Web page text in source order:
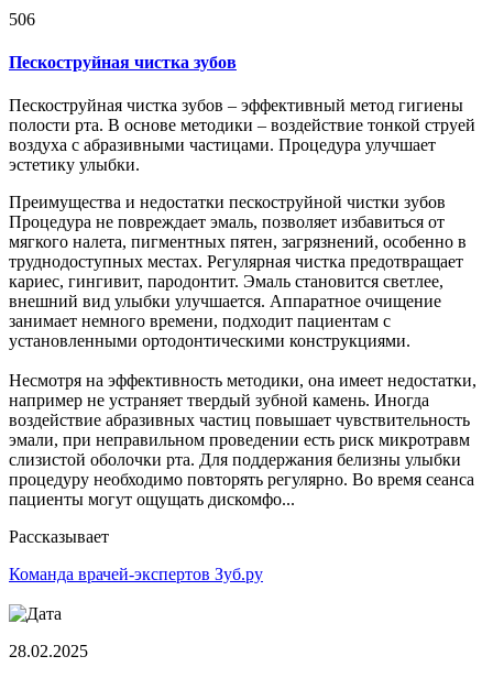
506
Пескоструйная чистка зубов
Пескоструйная чистка зубов – эффективный метод гигиены
полости рта. В основе методики – воздействие тонкой струей
воздуха с абразивными частицами. Процедура улучшает
эстетику улыбки.
Преимущества и недостатки пескоструйной чистки зубов
Процедура не повреждает эмаль, позволяет избавиться от
мягкого налета, пигментных пятен, загрязнений, особенно в
труднодоступных местах. Регулярная чистка предотвращает
кариес, гингивит, пародонтит. Эмаль становится светлее,
внешний вид улыбки улучшается. Аппаратное очищение
занимает немного времени, подходит пациентам с
установленными ортодонтическими конструкциями.
Несмотря на эффективность методики, она имеет недостатки,
например не устраняет твердый зубной камень. Иногда
воздействие абразивных частиц повышает чувствительность
эмали, при неправильном проведении есть риск микротравм
слизистой оболочки рта. Для поддержания белизны улыбки
процедуру необходимо повторять регулярно. Во время сеанса
пациенты могут ощущать дискомфо...
Рассказывает
Команда врачей-экспертов Зуб.ру
28.02.2025